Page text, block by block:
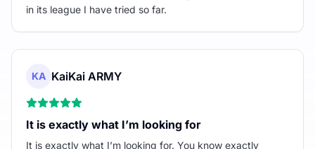
in its league I have tried so far.
KA KaiKai ARMY
It is exactly what I’m looking for
It is exactly what I’m looking for. You know exactly